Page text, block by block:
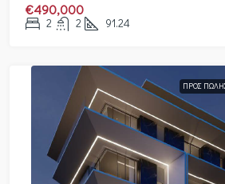
€490,000
2 2 91.24
ΠΡΟΣ